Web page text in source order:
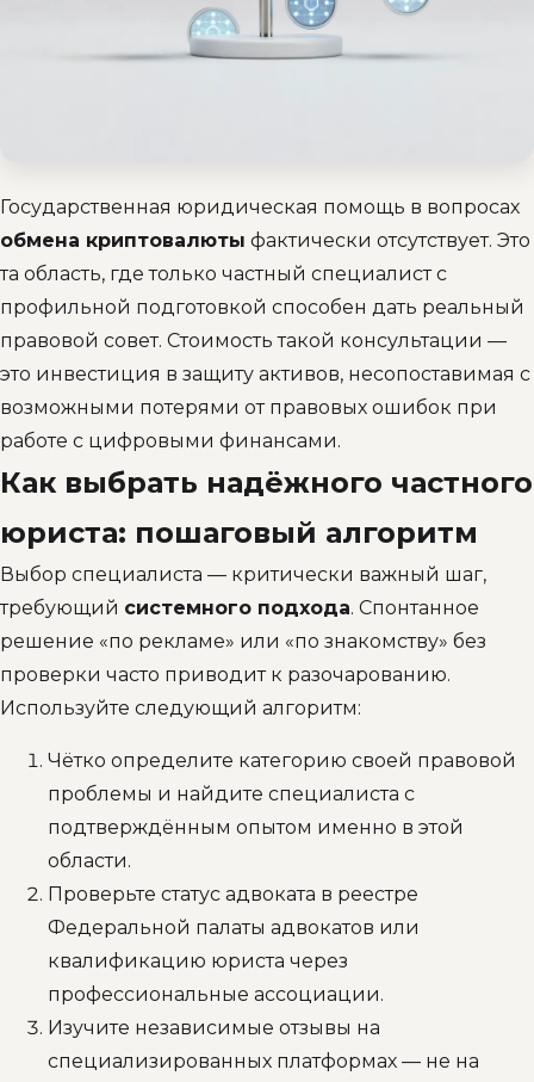
Государственная юридическая помощь в вопросах
обмена криптовалюты фактически отсутствует. Это
та область, где только частный специалист с
профильной подготовкой способен дать реальный
правовой совет. Стоимость такой консультации —
это инвестиция в защиту активов, несопоставимая с
возможными потерями от правовых ошибок при
работе с цифровыми финансами.
Как выбрать надёжного частного
юриста: пошаговый алгоритм
Выбор специалиста — критически важный шаг,
требующий системного подхода. Спонтанное
решение «по рекламе» или «по знакомству» без
проверки часто приводит к разочарованию.
Используйте следующий алгоритм:
Чётко определите категорию своей правовой
проблемы и найдите специалиста с
подтверждённым опытом именно в этой
области.
Проверьте статус адвоката в реестре
Федеральной палаты адвокатов или
квалификацию юриста через
профессиональные ассоциации.
Изучите независимые отзывы на
специализированных платформах — не на